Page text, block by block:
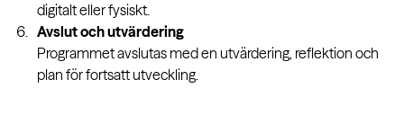
digitalt eller fysiskt.
Avslut och utvärdering
Programmet avslutas med en utvärdering, reflektion och
plan för fortsatt utveckling.